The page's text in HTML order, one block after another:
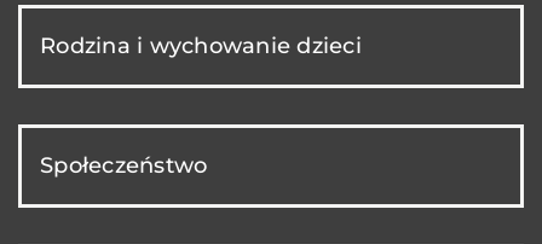
Rodzina i wychowanie dzieci
Społeczeństwo